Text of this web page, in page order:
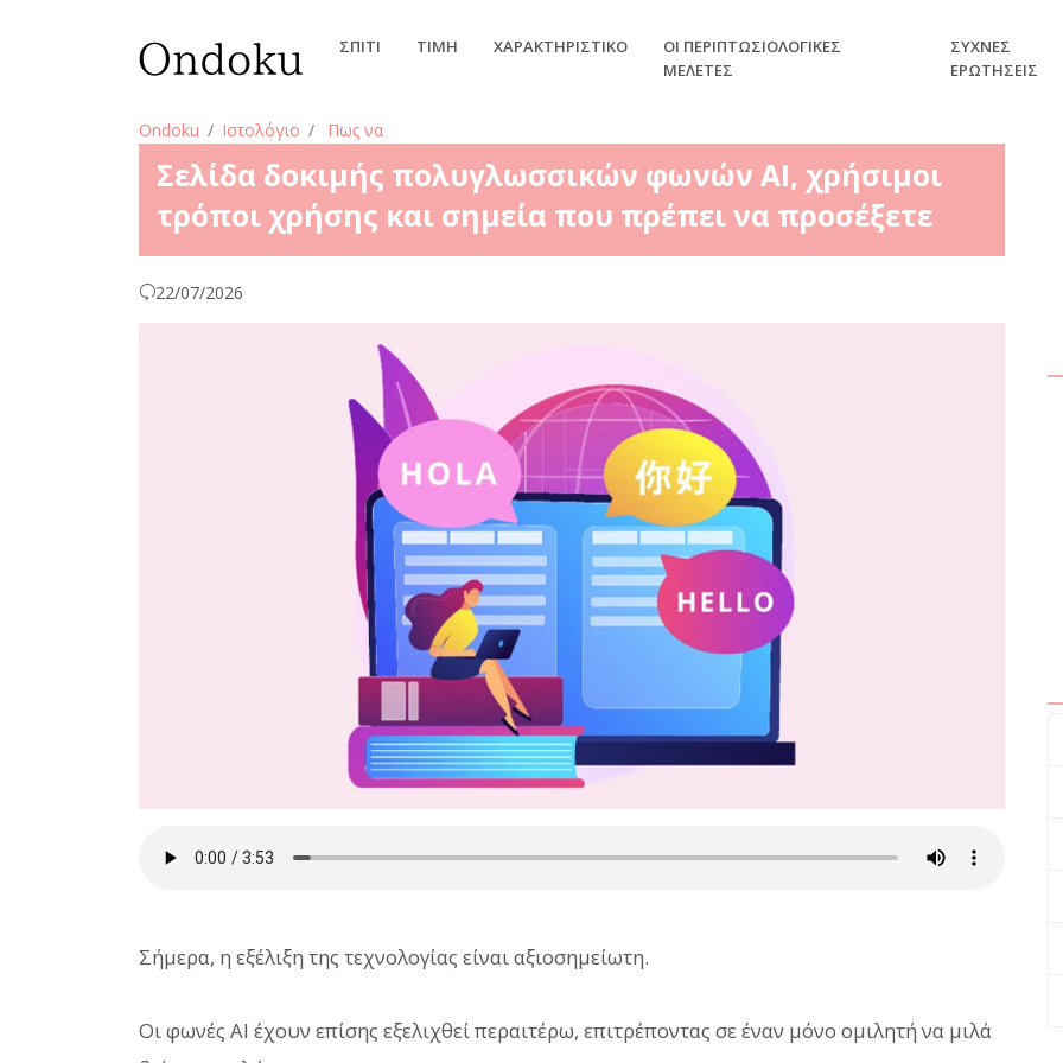
ΣΠΊΤΙ ΤΙΜΉ ΧΑΡΑΚΤΗΡΙΣΤΙΚΌ
ΟΙ ΠΕΡΙΠΤΩΣΙΟΛΟΓΙΚΈΣ
ΜΕΛΈΤΕΣ
ΣΥΧΝΈΣ
ΕΡΩΤΉΣΕΙΣ
Ondoku Ιστολόγιο Πως να
Σελίδα δοκιμής πολυγλωσσικών φωνών AI, χρήσιμοι
τρόποι χρήσης και σημεία που πρέπει να προσέξετε
22/07/2026
Σήμερα, η εξέλιξη της τεχνολογίας είναι αξιοσημείωτη.
Οι φωνές AI έχουν επίσης εξελιχθεί περαιτέρω, επιτρέποντας σε έναν μόνο ομιλητή να μιλά